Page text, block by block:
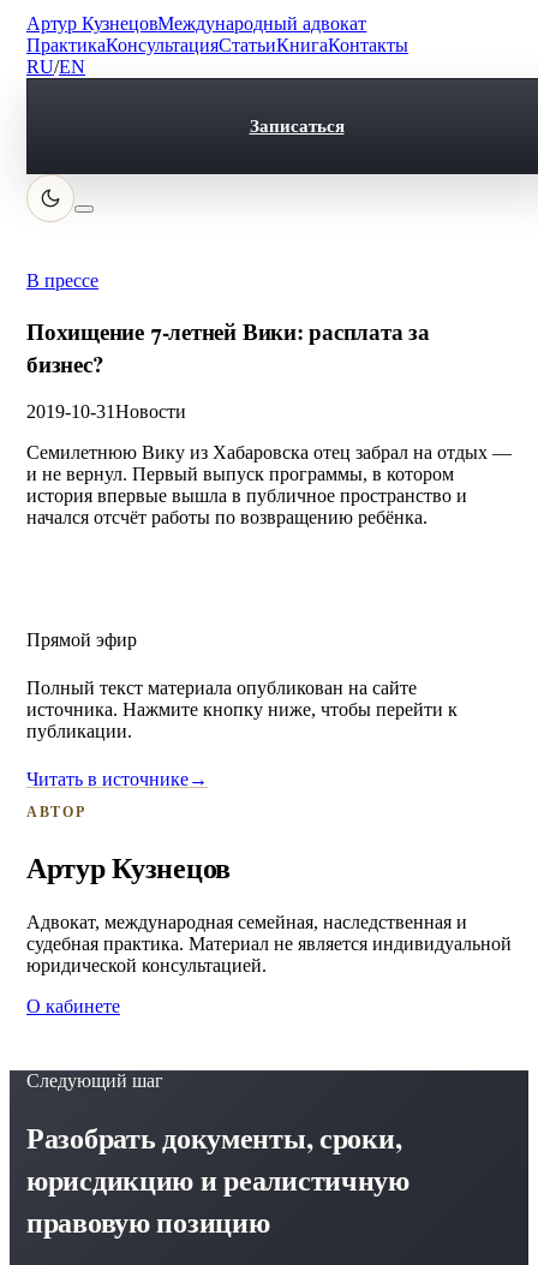
Артур КузнецовМеждународный адвокат
ПрактикаКонсультацияСтатьиКнигаКонтакты
RU/EN
Записаться
В прессе
Похищение 7-летней Вики: расплата за
бизнес?
2019-10-31Новости
Семилетнюю Вику из Хабаровска отец забрал на отдых —
и не вернул. Первый выпуск программы, в котором
история впервые вышла в публичное пространство и
начался отсчёт работы по возвращению ребёнка.
Прямой эфир
Полный текст материала опубликован на сайте
источника. Нажмите кнопку ниже, чтобы перейти к
публикации.
Читать в источнике→
АВТОР
Артур Кузнецов
Адвокат, международная семейная, наследственная и
судебная практика. Материал не является индивидуальной
юридической консультацией.
О кабинете
Следующий шаг
Разобрать документы, сроки,
юрисдикцию и реалистичную
правовую позицию